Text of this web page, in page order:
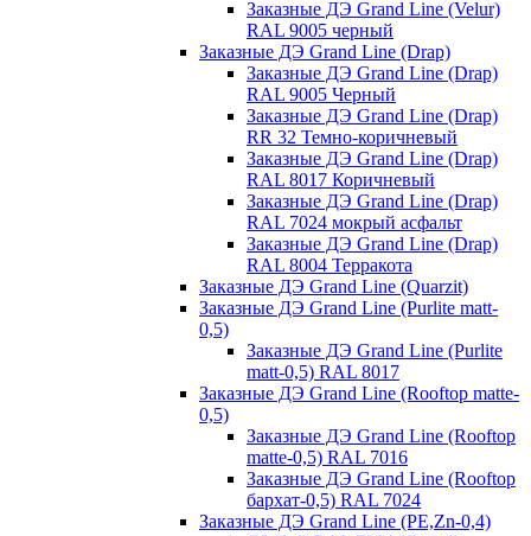
Заказные ДЭ Grand Line (Velur)
RAL 9005 черный
Заказные ДЭ Grand Line (Drap)
Заказные ДЭ Grand Line (Drap)
RAL 9005 Черный
Заказные ДЭ Grand Line (Drap)
RR 32 Темно-коричневый
Заказные ДЭ Grand Line (Drap)
RAL 8017 Коричневый
Заказные ДЭ Grand Line (Drap)
RAL 7024 мокрый асфальт
Заказные ДЭ Grand Line (Drap)
RAL 8004 Терракота
Заказные ДЭ Grand Line (Quarzit)
Заказные ДЭ Grand Line (Purlite matt-
0,5)
Заказные ДЭ Grand Line (Purlite
matt-0,5) RAL 8017
Заказные ДЭ Grand Line (Rooftop matte-
0,5)
Заказные ДЭ Grand Line (Rooftop
matte-0,5) RAL 7016
Заказные ДЭ Grand Line (Rooftop
бархат-0,5) RAL 7024
Заказные ДЭ Grand Line (PE,Zn-0,4)